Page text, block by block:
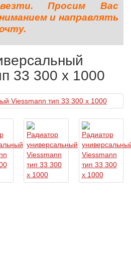
Просим Вас
и направлять
33 300 x 1000